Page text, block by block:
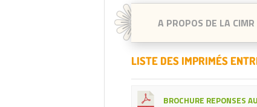
A PROPOS DE LA CIMR
LISTE DES IMPRIMÉS
BROCHURE REPONSES